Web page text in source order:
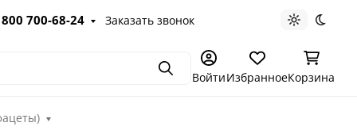
700-68-24 Заказать звонок Светлая
ПоискВойтиИзбранноеКорзина